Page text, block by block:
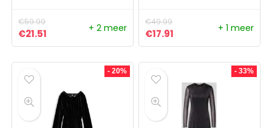
€59.99
Oorspronkelijke prijs was: €59.99.
€21.51 Huidige prijs is: €21.51.
+ 2 meer
€49.99
Oorspronkelijke prijs
€17.91 Huidige prijs is:
+ 1 meer
- 20% - 33%